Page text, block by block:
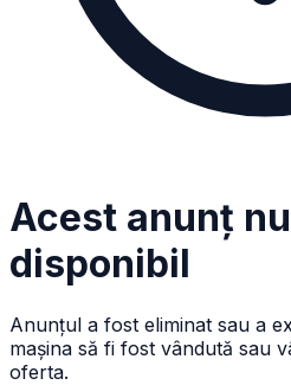
Acest anunț
disponibil
Anunțul a fost eliminat sau a
mașina să fi fost vândută sau
oferta.